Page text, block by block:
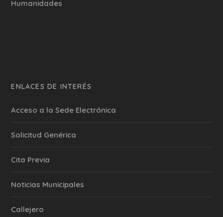
Humanidades
ENLACES DE INTERÉS
Acceso a la Sede Electrónica
Solicitud Genérica
Cita Previa
‎Noticias Municipales
Callejero